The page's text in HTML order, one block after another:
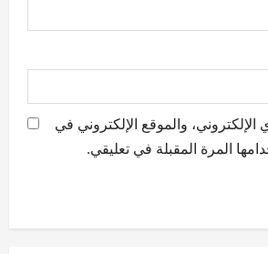
والموقع الإلكتروني في
المرة المقبلة في تعليقي.